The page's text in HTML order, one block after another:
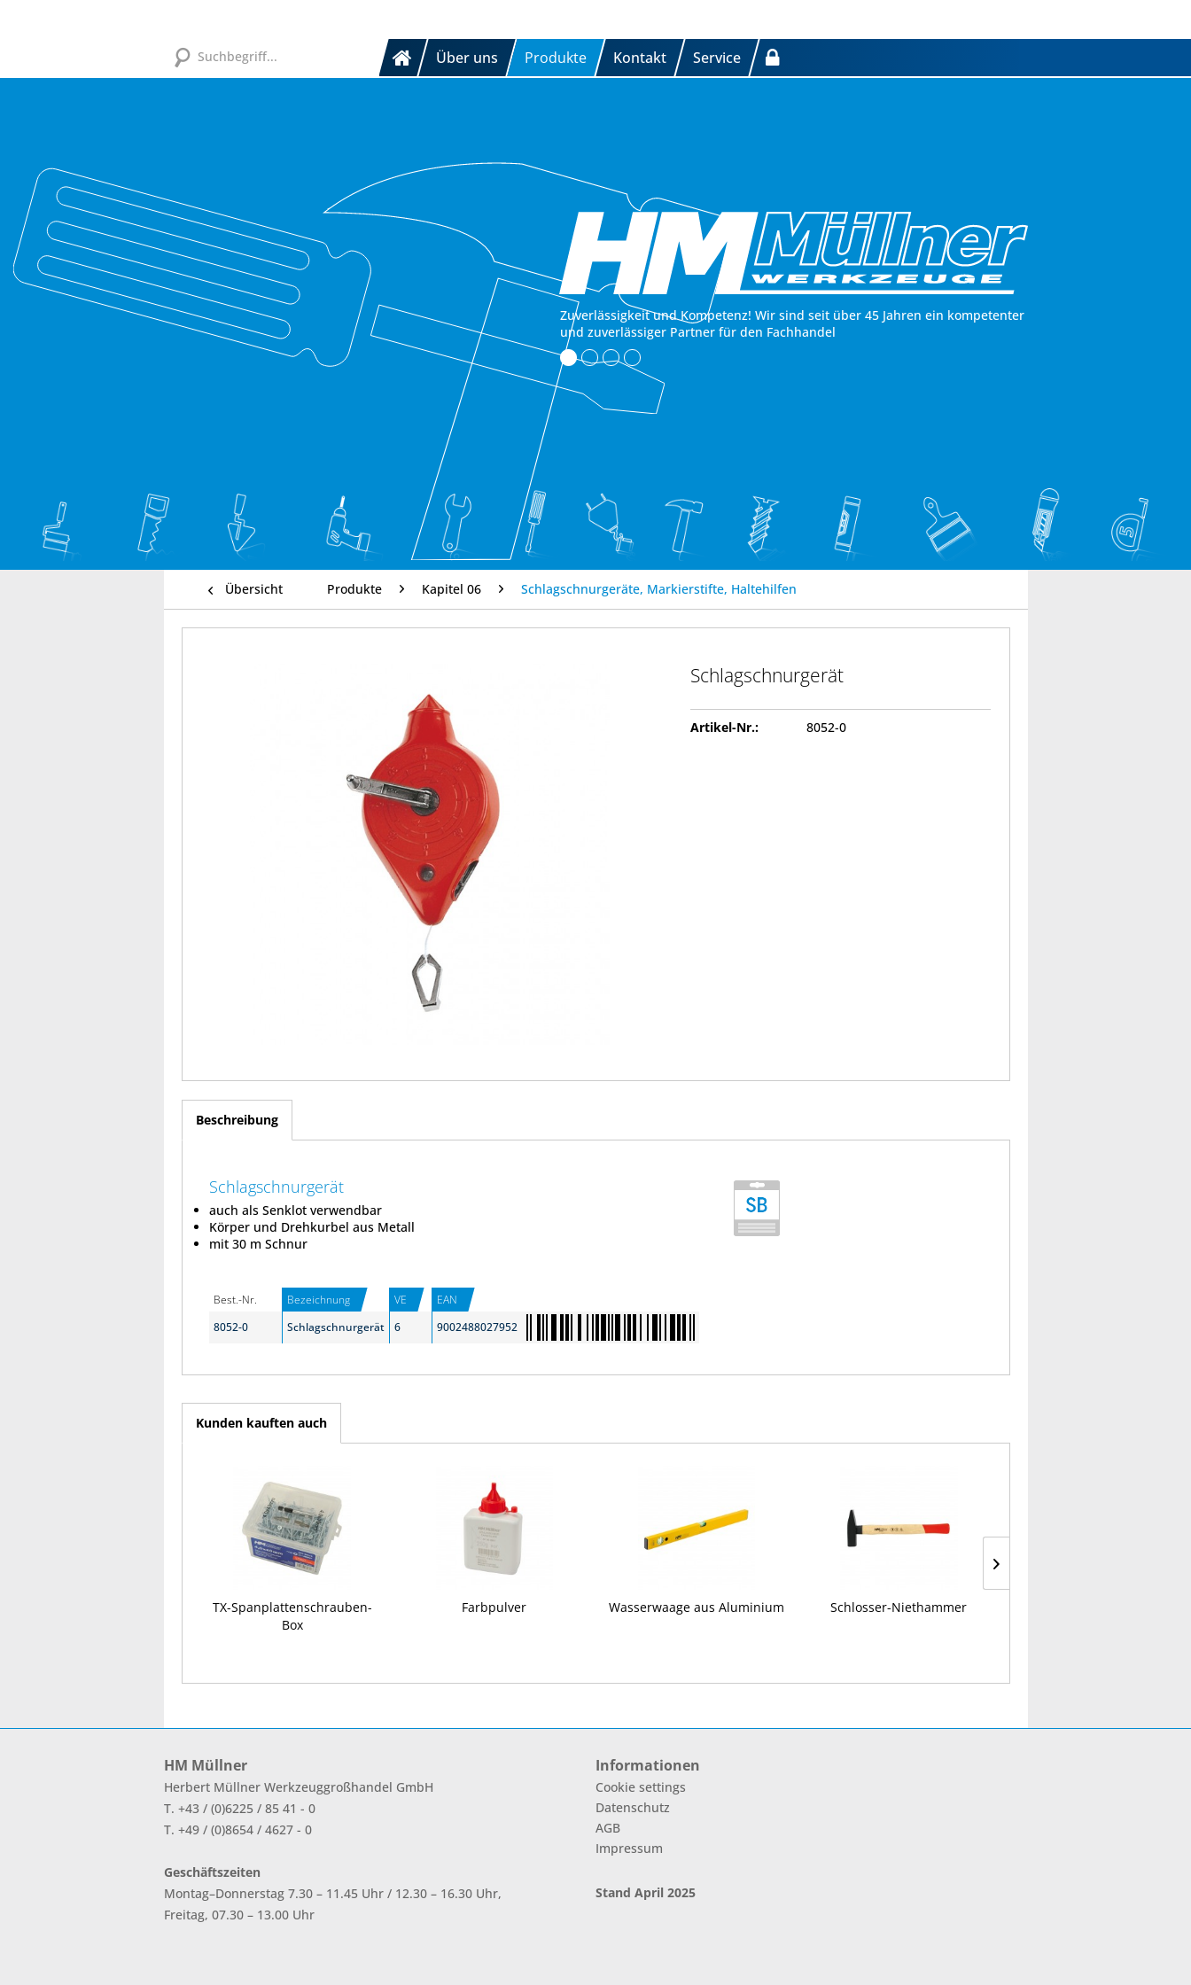
Über uns Produkte Kontakt Service
Zuverlässigkeit und Kompetenz! Wir sind seit über 45 Jahren ein kompetenter
und zuverlässiger Partner für den Fachhandel
Übersicht Produkte Kapitel 06 Schlagschnurgeräte, Markierstifte, Haltehilfen
Schlagschnurgerät
Artikel-Nr.: 8052-0
Beschreibung
Schlagschnurgerät
auch als Senklot verwendbar
Körper und Drehkurbel aus Metall
mit 30 m Schnur
Best.-Nr. Bezeichnung VE
EAN
8052-0
Schlagschnurgerät 6 9002488027952
Kunden kauften auch
TX-Spanplattenschrauben-
Box
Farbpulver Wasserwaage aus Aluminium Schlosser-Niethammer
HM Müllner
Herbert Müllner Werkzeuggroßhandel GmbH
T. +43 / (0)6225 / 85 41 - 0
T. +49 / (0)8654 / 4627 - 0
Geschäftszeiten
Montag–Donnerstag 7.30 – 11.45 Uhr / 12.30 – 16.30 Uhr,
Freitag, 07.30 – 13.00 Uhr
Informationen
Cookie settings
Datenschutz
AGB
Impressum
Stand April 2025